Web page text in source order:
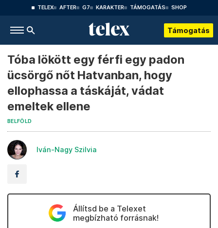
TELEX AFTER G7 KARAKTER TÁMOGATÁS SHOP
Támogatás
Tóba lökött egy férfi egy padon
ücsörgő nőt Hatvanban, hogy
ellophassa a táskáját, vádat
emeltek ellene
BELFÖLD
Iván-Nagy Szilvia
Állítsd be a Telexet
megbízható forrásnak!